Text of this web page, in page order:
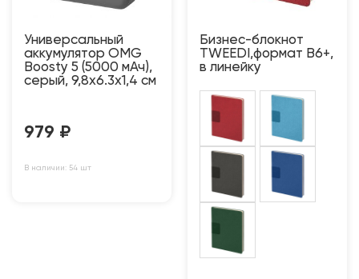
Универсальный
аккумулятор OMG
Boosty 5 (5000 мАч),
серый, 9,8х6.3х1,4 см
979 ₽
В наличии: 54 шт
Бизнес-блокнот
TWEEDI,формат B6+,
в линейку